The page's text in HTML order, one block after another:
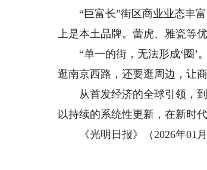
“巨富长”街区商业业态丰富
上是本土品牌。蕾虎、雅瓷等
“单一的街，无法形成‘圈’
逛南京西路，还要逛周边，让
从首发经济的全球引领，到
以持续的系统性更新，在新时代
《光明日报》（2026年01月